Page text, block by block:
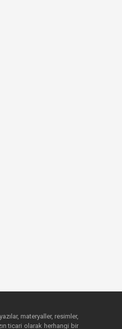
materyaller, resimler,
ticari olarak herhangi bir